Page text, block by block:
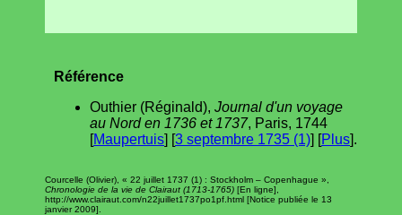
Référence
Outhier (Réginald), Journal d'un voyage
au Nord en 1736 et 1737, Paris, 1744
[Maupertuis] [3 septembre 1735 (1)] [Plus].
Courcelle (Olivier), « 22 juillet 1737 (1) : Stockholm – Copenhague »,
Chronologie de la vie de Clairaut (1713-1765) [En ligne],
http://www.clairaut.com/n22juillet1737po1pf.html [Notice publiée le 13
janvier 2009].